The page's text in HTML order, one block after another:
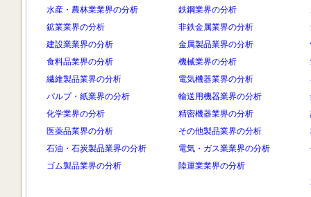
水産・農林業業界の分析
鉱業業界の分析
建設業業界の分析
食料品業界の分析
繊維製品業界の分析
パルプ・紙業界の分析
化学業界の分析
医薬品業界の分析
石油・石炭製品業界の分析
ゴム製品業界の分析
鉄鋼業界の分析
非鉄金属業界の分析
金属製品業界の分析
機械業界の分析
電気機器業界の分析
輸送用機器業界の分析
精密機器業界の分析
その他製品業界の分析
電気・ガス業業界の分析
陸運業業界の分析